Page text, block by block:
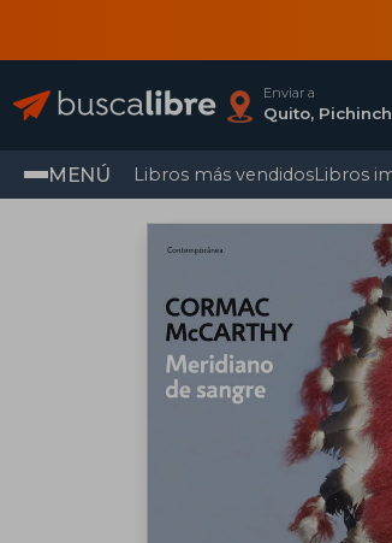
Enviar a
Quito,
MENÚ Libros más vendidosLibros